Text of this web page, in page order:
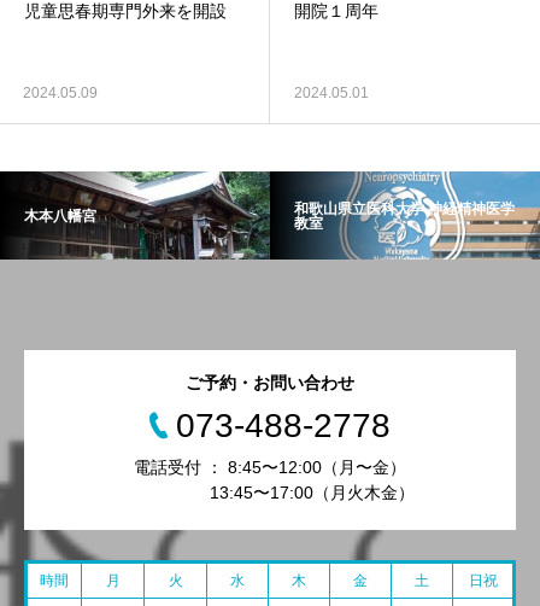
児童思春期専門外来を開設
2024.05.09
開院１周年
2024.05.01
木本八幡宮
和歌山県立医科大学 神経精神医学
教室
ご予約・お問い合わせ
073-488-2778
電話受付 ： 8:45〜12:00（月〜金）
13:45〜17:00（月火木金）
時間 月 火 水 木 金 土 日祝